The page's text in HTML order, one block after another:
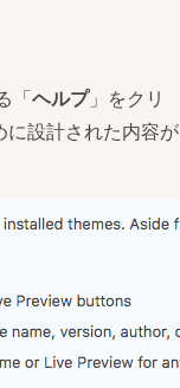
「ヘルプ」をクリ
に設計された内容が